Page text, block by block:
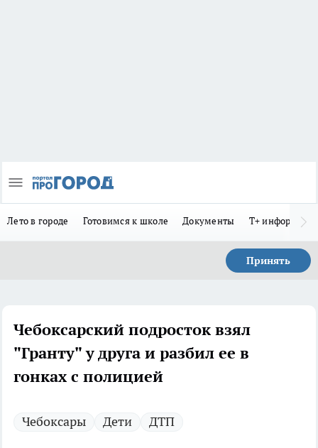
Лето в городе Готовимся к школе Документы Т+
Принять
Чебоксарский подросток взял
"Гранту" у друга и разбил ее в
гонках с полицией
Чебоксары Дети ДТП